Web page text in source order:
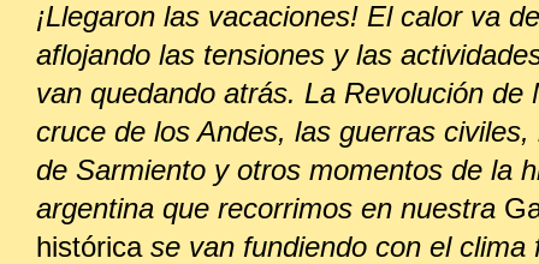
¡Llegaron las vacaciones! El calor va
aflojando las tensiones y las
van quedando atrás. La Revolución de
cruce de los Andes, las guerras civiles,
de Sarmiento y otros momentos de la
argentina que recorrimos en nuestra
históricase van fundiendo con el clima